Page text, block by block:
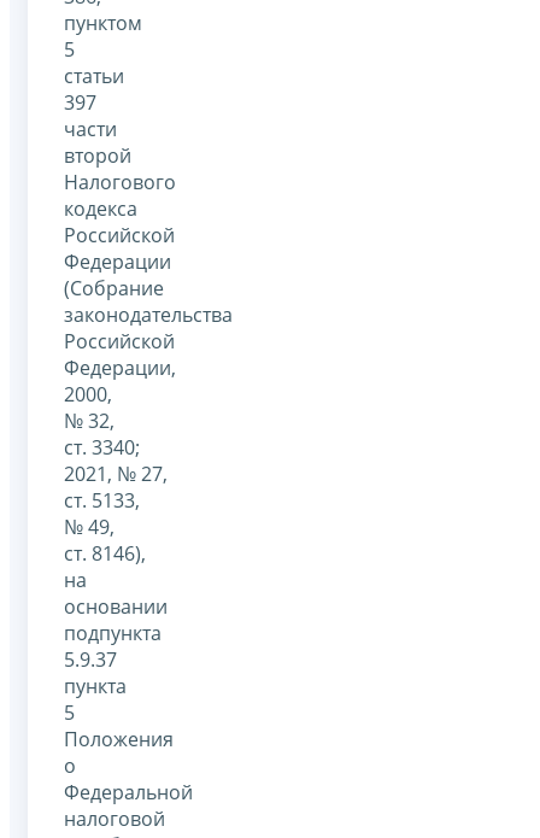
пунктом
5
статьи
397
части
второй
Налогового
кодекса
Российской
Федерации
(Собрание
законодательства
Российской
Федерации,
2000,
№ 32,
ст. 3340;
2021, № 27,
ст. 5133,
№ 49,
ст. 8146),
на
основании
подпункта
5.9.37
пункта
5
Положения
о
Федеральной
налоговой